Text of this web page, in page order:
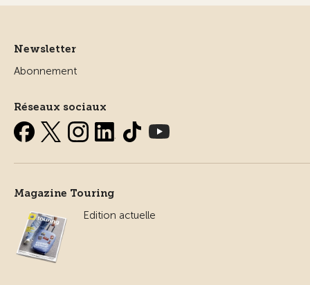
Newsletter
Abonnement
Réseaux sociaux
Magazine Touring
Edition actuelle